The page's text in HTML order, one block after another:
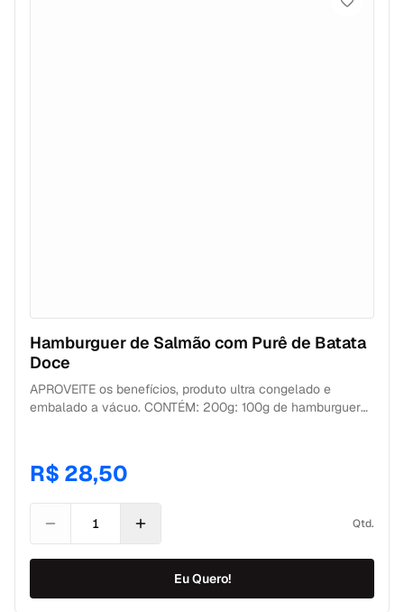
Hamburguer de Salmão com Purê de Batata
Doce
APROVEITE os benefícios, produto ultra congelado e
embalado a vácuo. CONTÉM: 200g: 100g de hamburguer
a partir da data de fabricação.
R$ 28,50
Qtd.
Eu Quero!